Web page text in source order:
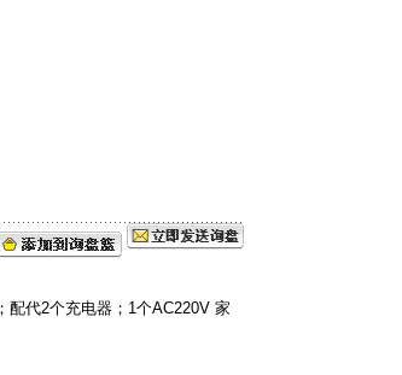
配代2个充电器；1个AC220V 家